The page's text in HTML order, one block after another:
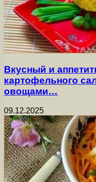
Вкусный и
картофельного
овощами…
09.12.2025